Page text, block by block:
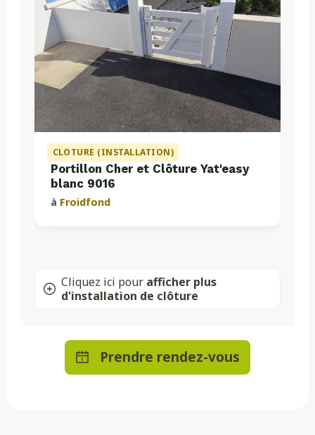
CLOTURE (INSTALLATION)
Portillon Cher et Clôture Yat'easy
blanc 9016
à Froidfond
Cliquez ici pour afficher plus
d'installation de clôture
Prendre rendez-vous